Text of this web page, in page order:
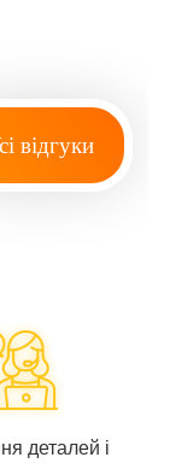
відгуки
деталей і